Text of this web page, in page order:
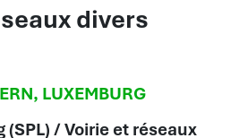
divers
, LUXEMBURG
/ Voirie et réseaux